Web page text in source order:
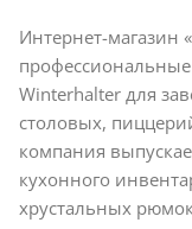
Интернет-магазин
Winterhalter для
столовых,
компания
кухонного
хрустальных